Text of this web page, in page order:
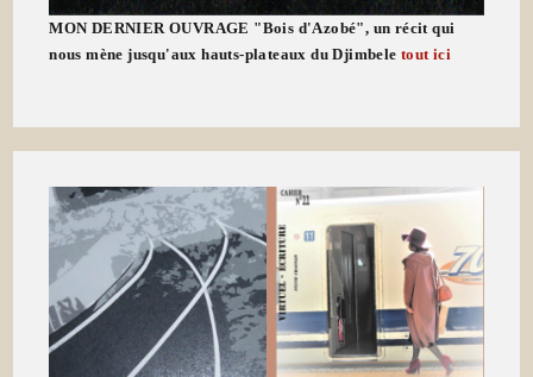
MON DERNIER OUVRAGE "Bois d'Azobé", un récit qui
nous mène jusqu'aux hauts-plateaux du Djimbeletout ici